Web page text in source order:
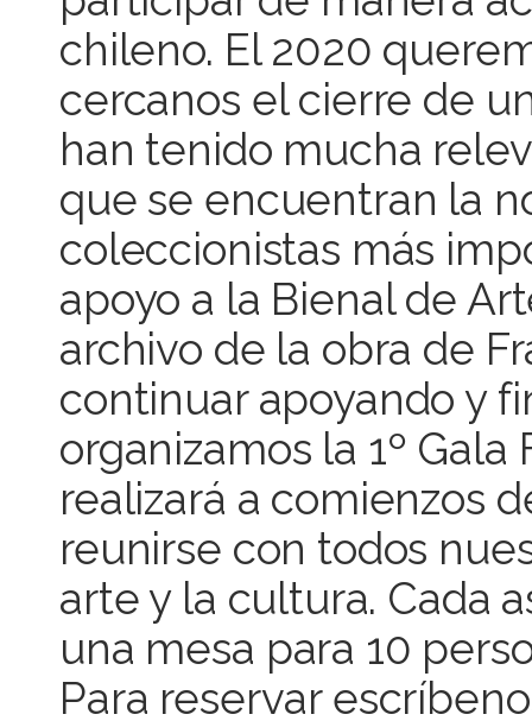
chileno. El 2020
cercanos el cierre de
han tenido mucha
que se encuentran la
coleccionistas más
apoyo a la Bienal de
archivo de la obra de
continuar apoyando y
organizamos la 1º
realizará a comienzos
reunirse con todos
arte y la cultura. Cada
una mesa para 10
Para reservar